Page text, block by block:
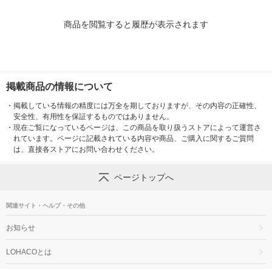
商品を閲覧すると履歴が表示されます
掲載商品の情報について
・ 掲載している情報の精度には万全を期しておりますが、その内容の正確性、
安全性、有用性を保証するものではありません。
・ 現在ご覧になっているページは、この商品を取り扱うストアによって運営さ
れています。ページに記載されている内容や商品、ご購入に関するご質問
は、直接各ストアにお問い合わせください。
ページトップへ
関連サイト・ヘルプ・その他
お知らせ
LOHACOとは